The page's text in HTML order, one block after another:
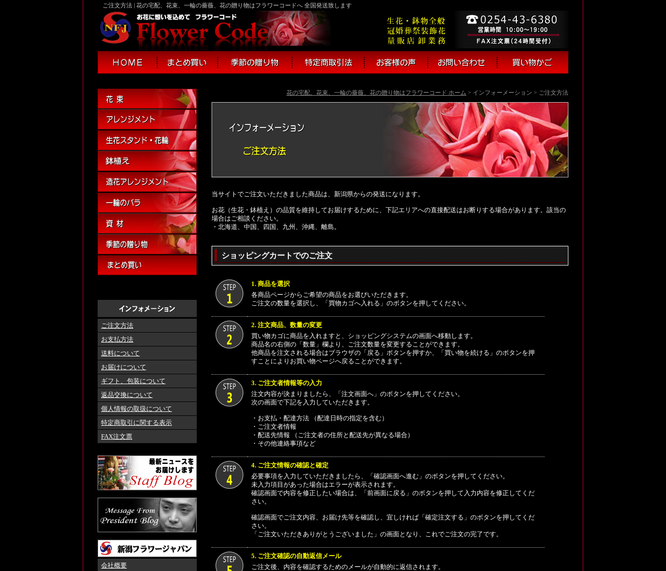
ご注文方法 | 花の宅配、花束、一輪の薔薇、花の贈り物はフラワーコードへ 全国発送致します
花の宅配、花束、一輪の薔薇、花の贈り物はフラワーコード ホーム > インフォーメーション > ご注文方法
当サイトでご注文いただきました商品は、新潟県からの発送になります。
お花（生花・鉢植え）の品質を維持してお届けするために、下記エリアへの直接配送はお断りする場合があります。該当の
場合はご相談ください。
・北海道、中国、四国、九州、沖縄、離島。
ショッピングカートでのご注文
1. 商品を選択
各商品ページからご希望の商品をお選びいただきます。
ご注文の数量を選択し、「買物カゴへ入れる」のボタンを押してください。
2. 注文商品、数量の変更
買い物カゴに商品を入れますと、ショッピングシステムの画面へ移動します。
商品名の右側の「数量」欄より、ご注文数量を変更することができます。
他商品を注文される場合はブラウザの「戻る」ボタンを押すか、「買い物を続ける」のボタンを押
すことによりお買い物ページへ戻ることができます。
3. ご注文者情報等の入力
注文内容が決まりましたら、「注文画面へ」のボタンを押してください。
次の画面で下記を入力していただきます。
・お支払・配達方法 （配達日時の指定を含む）
・ご注文者情報
・配送先情報 （ご注文者の住所と配送先が異なる場合）
・その他連絡事項など
4. ご注文情報の確認と確定
必要事項を入力していただきましたら、「確認画面へ進む」のボタンを押してください。
未入力項目があった場合はエラーが表示されます。
確認画面で内容を修正したい場合は、「前画面に戻る」のボタンを押して入力内容を修正してくだ
さい。
確認画面でご注文内容、お届け先等を確認し、宜しければ「確定注文する」のボタンを押してくだ
さい。
「ご注文いただきありがとうございました」の画面となり、これでご注文の完了です。
5. ご注文確認の自動返信メール
ご注文後、内容を確認するためのメールが自動的に返信されます。
ご注文方法
お支払方法
送料について
お届けについて
ギフト、包装について
返品交換について
個人情報の取扱について
特定商取引に関する表示
FAX注文票
会社概要